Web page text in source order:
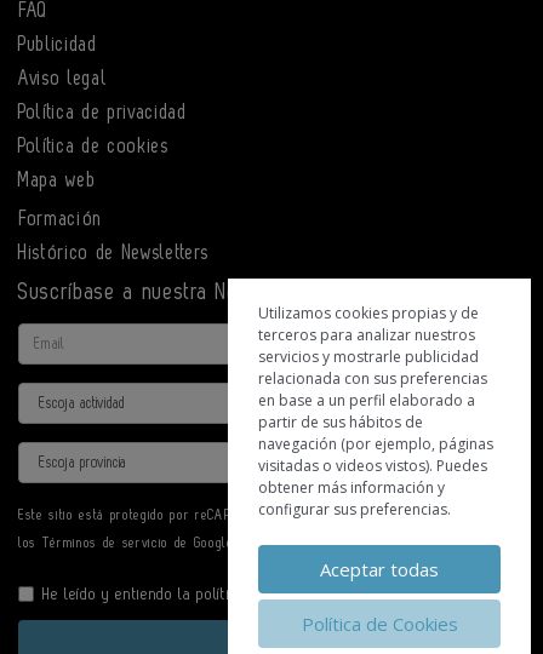
FAQ
Publicidad
Aviso legal
Política de privacidad
Política de cookies
Mapa web
Formación
Histórico de Newsletters
Suscríbase a nuestra Newsletter
Email
Actividad
Provincia
Este sitio está protegido por reCAPTCHA y se aplican laPolítica de privacidad
los Términos de servicio de Google.
He leído y entiendo lapolítica de privacidad
Enviar
Utilizamos cookies propias y de
terceros para analizar nuestros
servicios y mostrarle publicidad
relacionada con sus preferencias
en base a un perfil elaborado a
partir de sus hábitos de
navegación (por ejemplo, páginas
visitadas o videos vistos). Puedes
obtener más información y
configurar sus preferencias.
Aceptar todas
Política de Cookies